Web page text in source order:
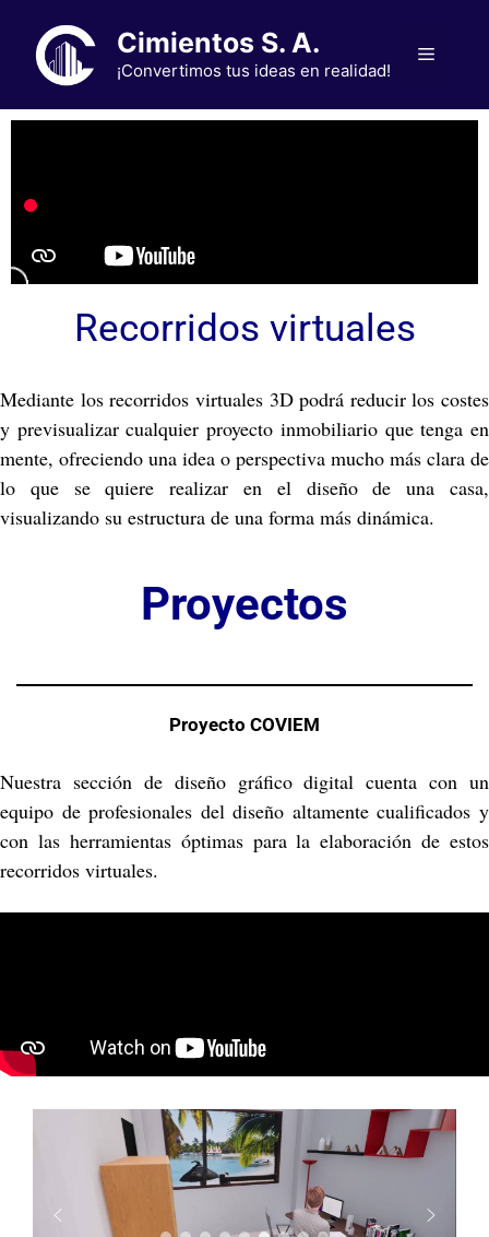
Cimientos S. A.
¡Convertimos tus ideas en realidad!
Recorridos virtuales
Mediante los recorridos virtuales 3D podrá reducir los costes
y previsualizar cualquier proyecto inmobiliario que tenga en
mente, ofreciendo una idea o perspectiva mucho más clara de
lo que se quiere realizar en el diseño de una casa,
visualizando su estructura de una forma más dinámica.
Proyectos
Proyecto COVIEM
Nuestra sección de diseño gráfico digital cuenta con un
equipo de profesionales del diseño altamente cualificados y
con las herramientas óptimas para la elaboración de estos
recorridos virtuales.